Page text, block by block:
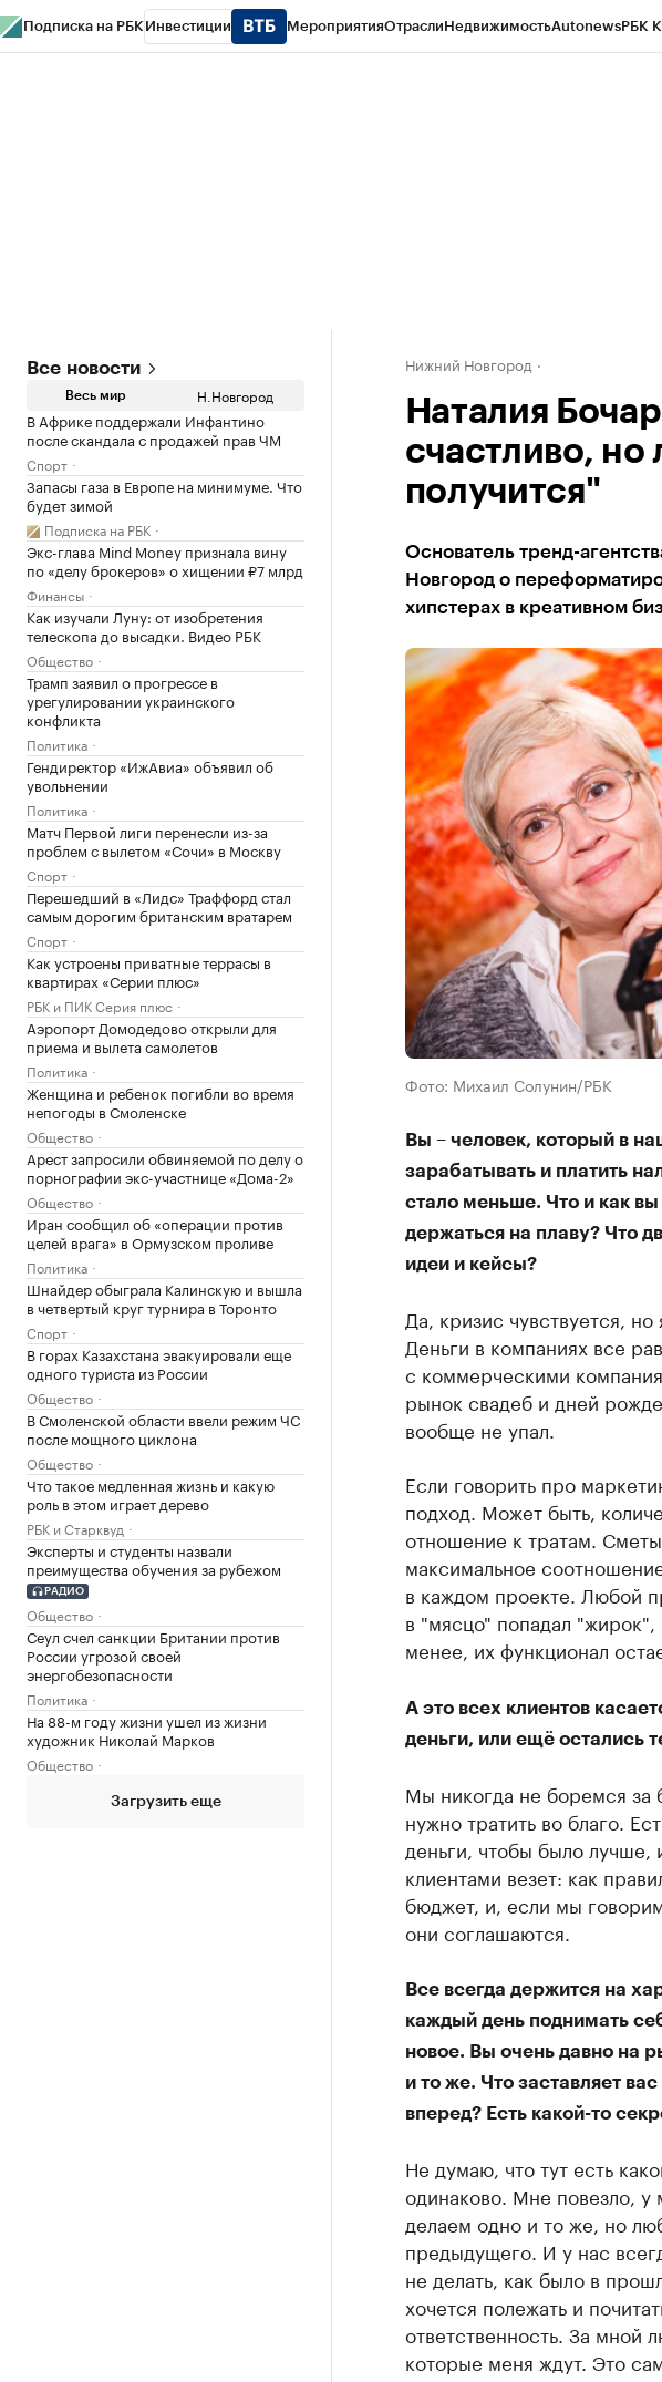
Подписка на РБК Инвестиции МероприятияОтраслиНедвижимостьAutonewsРБК
Все новости
Весь мир Н.Новгород
В Африке поддержали Инфантино
после скандала с продажей прав ЧМ
Спорт
Запасы газа в Европе на минимуме. Что
будет зимой
Подписка на РБК
Экс-глава Mind Money признала вину
по «делу брокеров» о хищении ₽7 млрд
Финансы
Как изучали Луну: от изобретения
телескопа до высадки. Видео РБК
Общество
Трамп заявил о прогрессе в
урегулировании украинского
конфликта
Политика
Гендиректор «ИжАвиа» объявил об
увольнении
Политика
Матч Первой лиги перенесли из-за
проблем с вылетом «Сочи» в Москву
Спорт
Перешедший в «Лидс» Траффорд стал
самым дорогим британским вратарем
Спорт
Как устроены приватные террасы в
квартирах «Серии плюс»
РБК и ПИК Серия плюс
Аэропорт Домодедово открыли для
приема и вылета самолетов
Политика
Женщина и ребенок погибли во время
непогоды в Смоленске
Общество
Арест запросили обвиняемой по делу о
порнографии экс-участнице «Дома-2»
Общество
Иран сообщил об «операции против
целей врага» в Ормузском проливе
Политика
Шнайдер обыграла Калинскую и вышла
в четвертый круг турнира в Торонто
Спорт
В горах Казахстана эвакуировали еще
одного туриста из России
Общество
В Смоленской области ввели режим ЧС
после мощного циклона
Общество
Что такое медленная жизнь и какую
роль в этом играет дерево
РБК и Старквуд
Эксперты и студенты назвали
преимущества обучения за рубежом
РАДИО
Общество
Сеул счел санкции Британии против
России угрозой своей
энергобезопасности
Политика
На 88-м году жизни ушел из жизни
художник Николай Марков
Общество
Загрузить еще
Нижний Новгород
Наталия
счастливо, но
получится"
Основатель тренд-
Новгород о
хипстерах в креативном
Фото: Михаил Солунин/РБК
Вы – человек, который в
зарабатывать и платить
стало меньше. Что и как
держаться на плаву? Что
идеи и кейсы?
Да, кризис чувствуется, но
Деньги в компаниях все
с коммерческими
рынок свадеб и дней
вообще не упал.
Если говорить про
подход. Может быть,
отношение к тратам.
максимальное
в каждом проекте. Любой
в "мясцо" попадал
менее, их функционал
А это всех клиентов
деньги, или ещё остались
Мы никогда не боремся за
нужно тратить во благо.
деньги, чтобы было лучше,
клиентами везет: как
бюджет, и, если мы
они соглашаются.
Все всегда держится на
каждый день поднимать
новое. Вы очень давно на
и то же. Что заставляет
вперед? Есть какой-то
Не думаю, что тут есть
одинаково. Мне повезло, у
делаем одно и то же, но
предыдущего. И у нас
не делать, как было в
хочется полежать и
ответственность. За мной
которые меня ждут. Это